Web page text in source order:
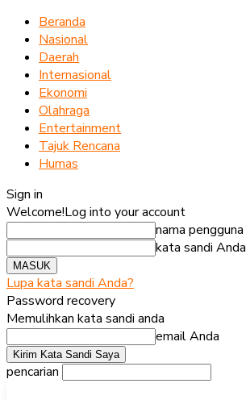
Beranda
Nasional
Daerah
Internasional
Ekonomi
Olahraga
Entertainment
Tajuk Rencana
Humas
Sign in
Welcome!Log into your account
nama pengguna
kata sandi Anda
Lupa kata sandi Anda?
Password recovery
Memulihkan kata sandi anda
email Anda
pencarian